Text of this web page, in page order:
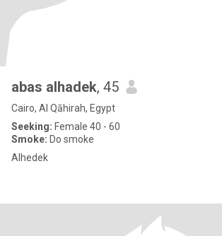
abas alhadek, 45
Cairo, Al Qāhirah, Egypt
Seeking: Female 40 - 60
Smoke: Do smoke
Alhedek